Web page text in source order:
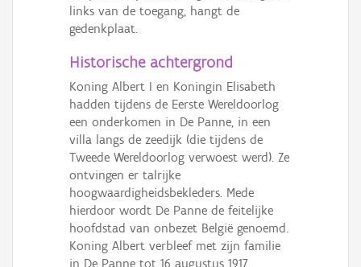
links van de toegang, hangt de
gedenkplaat.
Historische achtergrond
Koning Albert I en Koningin Elisabeth
hadden tijdens de Eerste Wereldoorlog
een onderkomen in De Panne, in een
villa langs de zeedijk (die tijdens de
Tweede Wereldoorlog verwoest werd). Ze
ontvingen er talrijke
hoogwaardigheidsbekleders. Mede
hierdoor wordt De Panne de feitelijke
hoofdstad van onbezet België genoemd.
Koning Albert verbleef met zijn familie
in De Panne tot 16 augustus 1917.